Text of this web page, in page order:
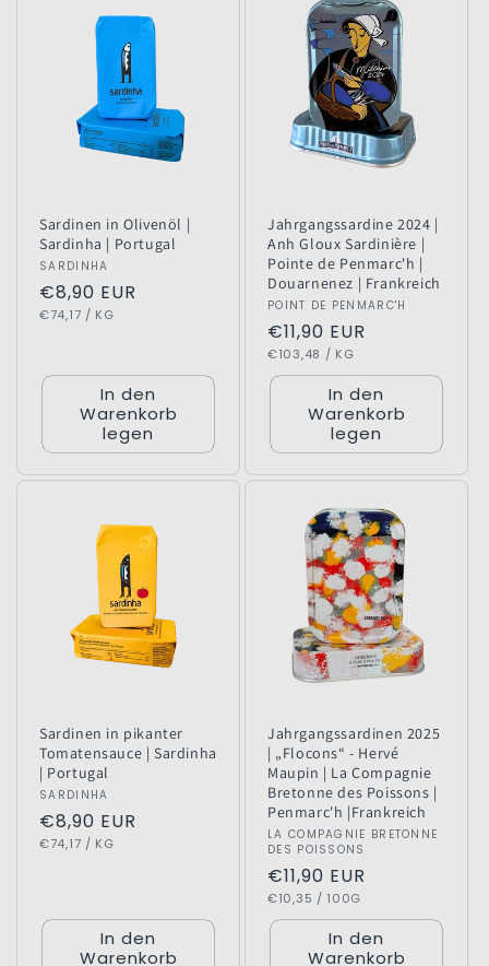
Sardinen in Olivenöl |
Sardinha | Portugal
Anbieter:
SARDINHA
Normaler
Preis
€8,90 EUR
GRUNDPREIS
€74,17 / PRO
KG
In den
Warenkorb
legen
Jahrgangssardine 2024 |
Anh Gloux Sardinière |
Pointe de Penmarc'h |
Douarnenez | Frankreich
Anbieter:
POINT DE PENMARC'H
Normaler
Preis
€11,90 EUR
GRUNDPREIS
€103,48 / PRO
KG
In den
Warenkorb
legen
Sardinen in pikanter
Tomatensauce | Sardinha
| Portugal
Anbieter:
SARDINHA
Normaler
Preis
€8,90 EUR
GRUNDPREIS
€74,17 / PRO
KG
In den
Warenkorb
Jahrgangssardinen 2025
| „Flocons“ - Hervé
Maupin | La Compagnie
Bretonne des Poissons |
Penmarc'h |Frankreich
Anbieter:
LA COMPAGNIE BRETONNE
DES POISSONS
Normaler
Preis
€11,90 EUR
GRUNDPREIS
€10,35 / PRO
100G
In den
Warenkorb